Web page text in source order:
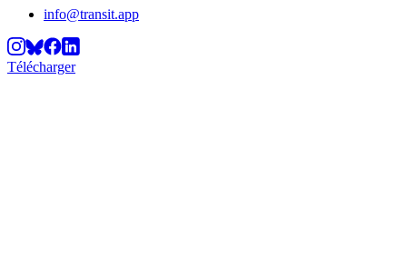
info@transit.app
Télécharger